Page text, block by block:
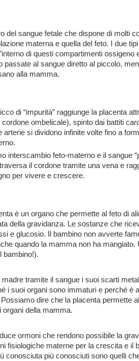
del sangue fetale che dispone di molti
materna e quella del feto. I due
di questi compartimenti ossigeno
passate al sangue diretto al piccolo,
alla mamma.
di “impurità” raggiunge la placenta
ombelicale), spinto dai battiti
si dividono infinite volte fino a
interscambio feto-materno e il sangue
il cordone tramite una vena e
per vivere e crescere.
è un organo che permette al feto di
della gravidanza. Le sostanze che
e glucosio. Il bambino non avverte
quando la mamma non ha mangiato.
bambino!).
madre tramite il sangue i suoi scarti
i suoi organi sono immaturi e perché è
dire che la placenta permette
organi della mamma.
ormoni che rendono possibile la
fisiologiche materne per la crescita e il
conosciuta più conosciuti sono quelli